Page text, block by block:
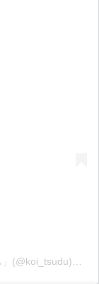
【公式】火曜ドラマ「恋はつづくよどこまでも」(@koi_tsudu)がシェアした投稿